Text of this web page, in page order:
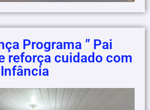
Programa ” Pai
reforça cuidado com